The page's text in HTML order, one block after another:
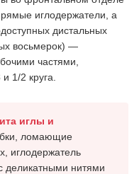
иглодержатели, а
дистальных
восьмерок) —
частями,
1/2 круга.
иглы и
ломающие
иглодержатель
деликатными нитями